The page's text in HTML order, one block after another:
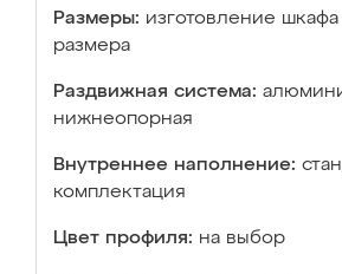
Размеры: изготовление
размера
Раздвижная система:
нижнеопорная
Внутреннее наполнение:
комплектация
Цвет профиля: на выбор